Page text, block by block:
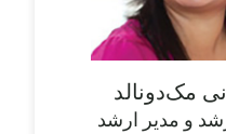
مک‌دونالد
و مدیر ارشد